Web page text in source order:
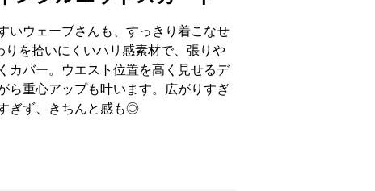
いウェーブさんも、すっきり着こなせ
りを拾いにくいハリ感素材で、張りや
カバー。ウエスト位置を高く見せるデ
ら重心アップも叶います。広がりすぎ
ぎず、きちんと感も◎